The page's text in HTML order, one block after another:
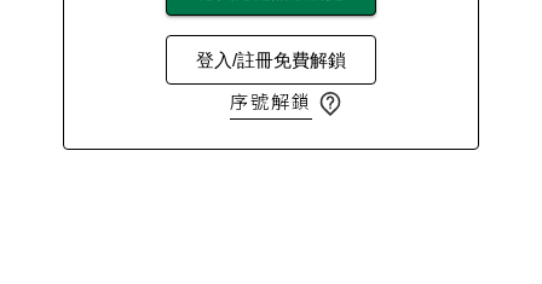
登入/註冊免費解鎖
序號解鎖